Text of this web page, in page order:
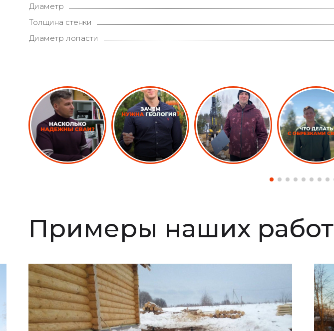
Диаметр
Толщина стенки
Диаметр лопасти
Примеры наших работ